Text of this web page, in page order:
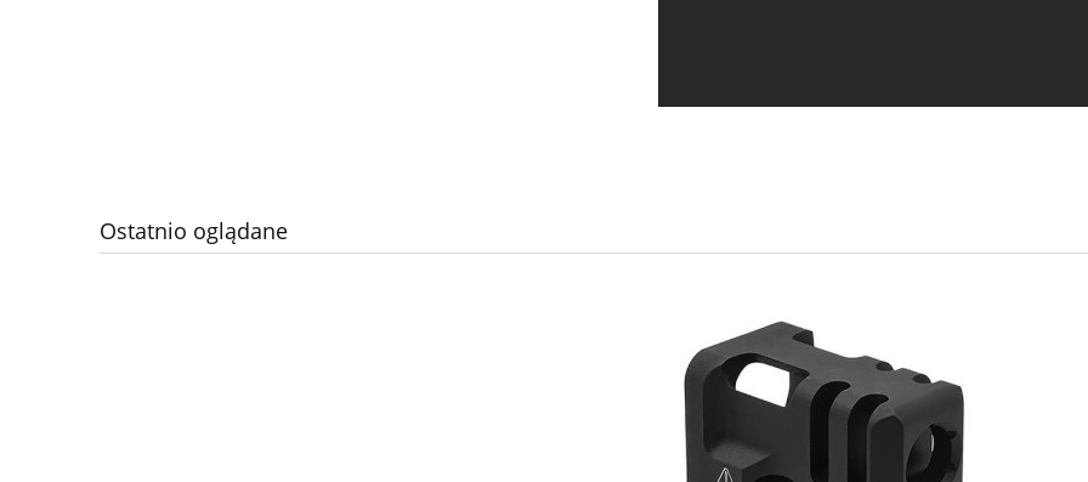
Ostatnio oglądane